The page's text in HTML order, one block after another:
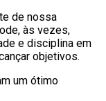
de nossa
às vezes,
e disciplina em
objetivos.
um ótimo